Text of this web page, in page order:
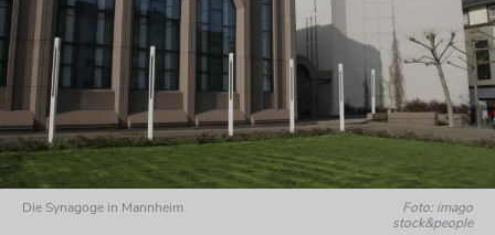
Die Synagoge in Mannheim
Foto: imago
stock&people